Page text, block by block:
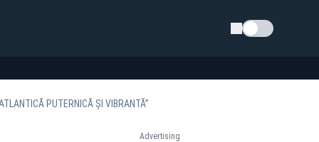
Schimba tema
PUTERNICĂ ȘI VIBRANTĂ”
Advertising